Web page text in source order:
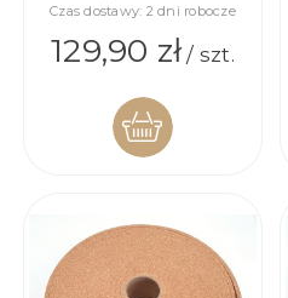
Czas dostawy: 2 dni robocze
129,90 zł/ szt.
KOSZYKA